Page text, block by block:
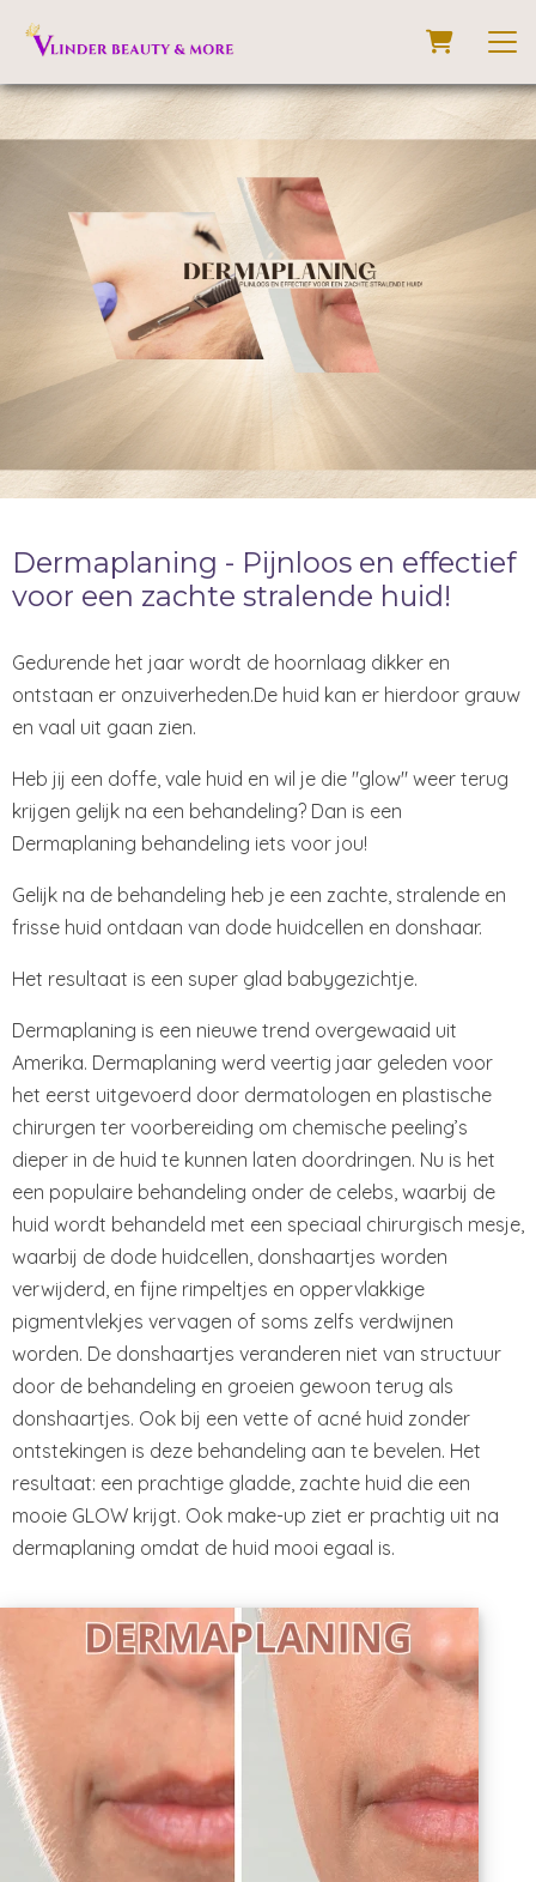
dermaplanning
Dermaplaning - Pijnloos en effectief
voor een zachte stralende huid!
Gedurende het jaar wordt de hoornlaag dikker en
ontstaan er onzuiverheden.De huid kan er hierdoor grauw
en vaal uit gaan zien.
Heb jij een doffe, vale huid en wil je die "glow" weer terug
krijgen gelijk na een behandeling? Dan is een
Dermaplaning behandeling iets voor jou!
Gelijk na de behandeling heb je een zachte, stralende en
frisse huid ontdaan van dode huidcellen en donshaar.
Het resultaat is een super glad babygezichtje.
Dermaplaning is een nieuwe trend overgewaaid uit
Amerika. Dermaplaning werd veertig jaar geleden voor
het eerst uitgevoerd door dermatologen en plastische
chirurgen ter voorbereiding om chemische peeling’s
dieper in de huid te kunnen laten doordringen. Nu is het
een populaire behandeling onder de celebs, waarbij de
huid wordt behandeld met een speciaal chirurgisch mesje,
waarbij de dode huidcellen, donshaartjes worden
verwijderd, en fijne rimpeltjes en oppervlakkige
pigmentvlekjes vervagen of soms zelfs verdwijnen
worden. De donshaartjes veranderen niet van structuur
door de behandeling en groeien gewoon terug als
donshaartjes. Ook bij een vette of acné huid zonder
ontstekingen is deze behandeling aan te bevelen. Het
resultaat: een prachtige gladde, zachte huid die een
mooie GLOW krijgt. Ook make-up ziet er prachtig uit na
dermaplaning omdat de huid mooi egaal is.